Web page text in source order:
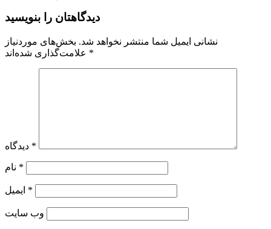
دیدگاهتان را بنویسید
نشانی ایمیل شما منتشر نخواهد شد. بخش‌های موردنیاز
*
*
*
*
وب‌ سایت